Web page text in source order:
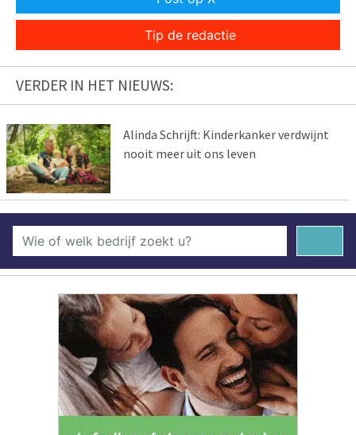
Tip de redactie
VERDER IN HET NIEUWS:
Alinda Schrijft: Kinderkanker verdwijnt
nooit meer uit ons leven